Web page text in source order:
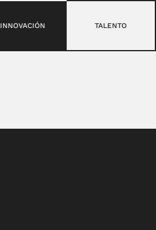
INNOVACIÓN TALENTO